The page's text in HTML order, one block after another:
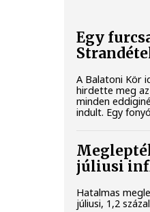
Egy
A Balatoni Kör
hirdette meg
minden
indult. Egy
júliusi
Hatalmas
júliusi, 1,2